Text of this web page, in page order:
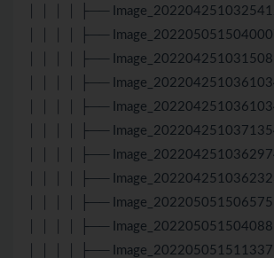
│ │ │ │ ├──
│ │ │ │ ├──
│ │ │ │ ├──
│ │ │ │ ├──
│ │ │ │ ├──
│ │ │ │ ├──
│ │ │ │ ├──
│ │ │ │ ├──
│ │ │ │ ├──
│ │ │ │ ├──
│ │ │ │ ├──